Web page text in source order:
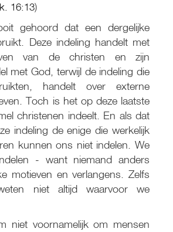
16:13)
gehoord dat een dergelijke
Deze indeling handelt met
van de christen en zijn
met God, terwijl de indeling die
handelt over externe
Toch is het op deze laatste
christenen indeelt. En als dat
indeling de enige die werkelijk
kunnen ons niet indelen. We
- want niemand anders
motieven en verlangens. Zelfs
niet altijd waarvoor we
niet voornamelijk om mensen